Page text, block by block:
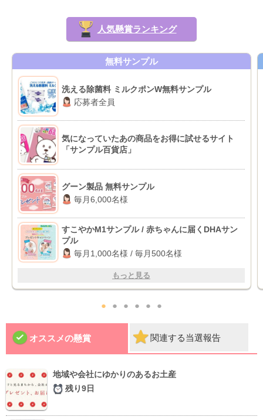
人気懸賞ランキング
無料サンプル
洗える除菌料 ミルクポンW無料サンプル
応募者全員
気になっていたあの商品をお得に試せるサイト
「サンプル百貨店」
グーン製品 無料サンプル
毎月6,000名様
すこやかM1サンプル / 赤ちゃんに届くDHAサン
プル
毎月1,000名様 / 毎月500名様
もっと見る
● ● ● ● ● ●
オススメの懸賞 関連する当選報告
地域や会社にゆかりのあるお土産
残り9日